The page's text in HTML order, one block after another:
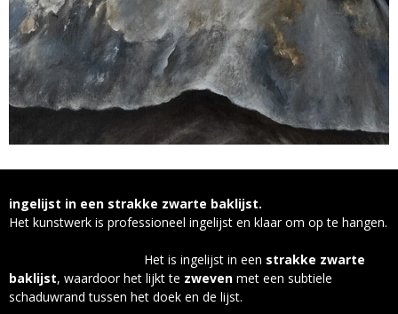
ingelijst in een strakke zwarte baklijst.
Het kunstwerk is professioneel ingelijst en klaar om op te hangen.
Het is ingelijst in een strakke zwarte
baklijst, waardoor het lijkt te zweven met een subtiele
schaduwrand tussen het doek en de lijst.